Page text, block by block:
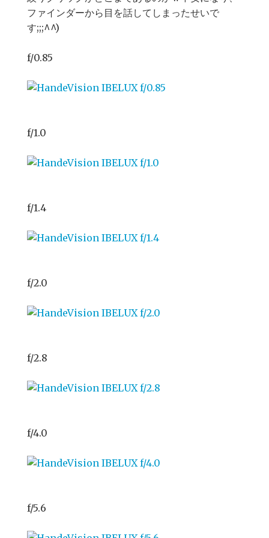
ファインダーから目を話してしまったせいで
す;;;^^)
f/0.85
f/1.0
f/1.4
f/2.0
f/2.8
f/4.0
f/5.6